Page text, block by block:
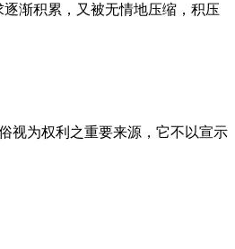
渐积累，又被无情地压缩，积压
视为权利之重要来源，它不以宣示